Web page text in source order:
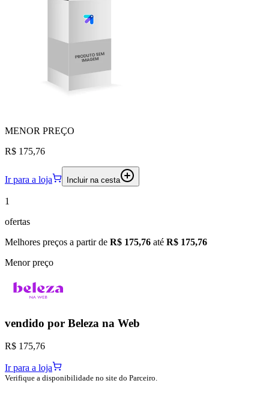
MENOR PREÇO
R$ 175,76
Ir para a loja Incluir na cesta
1
ofertas
Melhores preços a partir de R$ 175,76 até R$ 175,76
Menor preço
vendido por Beleza na Web
R$ 175,76
Ir para a loja
Verifique a disponibilidade no site do Parceiro.